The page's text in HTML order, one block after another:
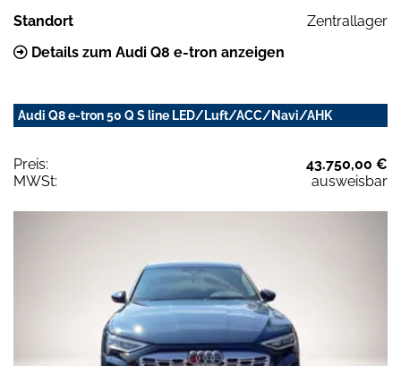
Standort
Zentrallager
Details zum Audi Q8 e-tron anzeigen
Audi Q8 e-tron 50 Q S line LED/Luft/ACC/Navi/AHK
Preis:
43.750,00 €
MWSt:
ausweisbar